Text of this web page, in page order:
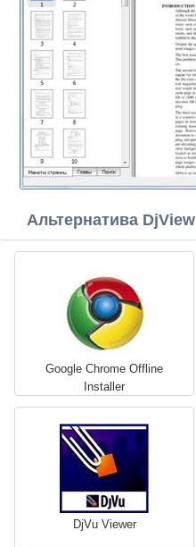
Альтернатива DjView
Google Chrome Offline
Installer
DjVu Viewer